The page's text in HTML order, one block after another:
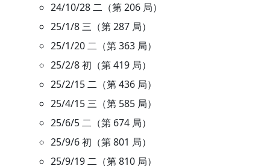
24/10/28 二（第 206 局）
25/1/8 三（第 287 局）
25/1/20 二（第 363 局）
25/2/8 初（第 419 局）
25/2/15 二（第 436 局）
25/4/15 三（第 585 局）
25/6/5 二（第 674 局）
25/9/6 初（第 801 局）
25/9/19 二（第 810 局）